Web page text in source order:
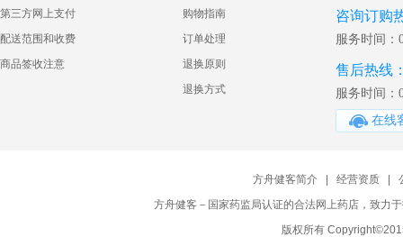
第三方网上支付
配送范围和收费
商品签收注意
购物指南
订单处理
退换原则
退换方式
咨询订购
服务时间：
售后热线
服务时间：
在线
方舟健客简介 经营资质
方舟健客－国家药监局认证的合法网上药店，致力
版权所有